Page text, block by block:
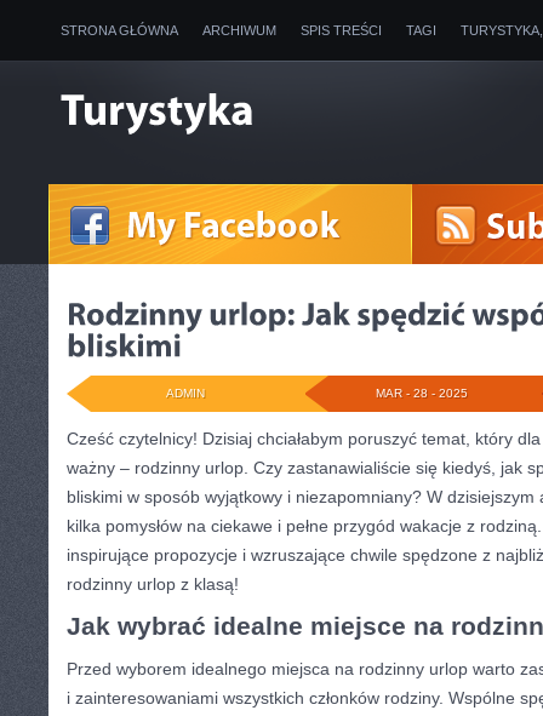
STRONA GŁÓWNA ARCHIWUM SPIS TREŚCI TAGI
MAR - 28 - 2025
ADMIN
Cześć czytelnicy! Dzisiaj chciałabym poruszyć temat, który
⁤ważny‍ – rodzinny urlop. Czy zastanawialiście się kiedyś, jak
‌bliskimi w sposób wyjątkowy ‌i‌ niezapomniany? W dzisiejszym
kilka ‍pomysłów na ciekawe i ⁢pełne​ przygód wakacje z‍
inspirujące ‍propozycje i⁢ wzruszające chwile spędzone z⁤
rodzinny ⁣urlop z klasą!
Jak wybrać idealne​ miejsce na
Przed wyborem ‌idealnego miejsca ‍na rodzinny ⁣urlop warto⁤
i zainteresowaniami wszystkich członków rodziny.⁤ Wspólne